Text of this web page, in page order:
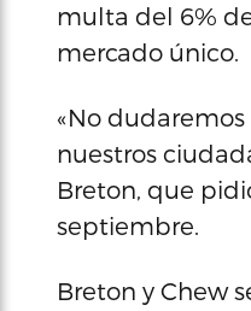
multa del 6%
mercado único.
«No
nuestros
Breton, que
septiembre.
Breton y Chew